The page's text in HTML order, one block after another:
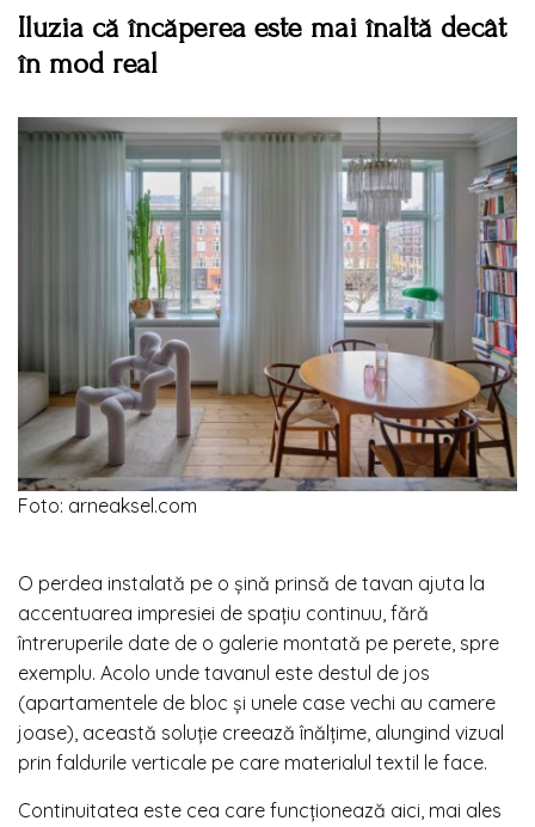
Iluzia că încăperea este mai înaltă decât
în mod real
Foto: arneaksel.com
O perdea instalată pe o șină prinsă de tavan ajuta la
accentuarea impresiei de spațiu continuu, fără
întreruperile date de o galerie montată pe perete, spre
exemplu. Acolo unde tavanul este destul de jos
(apartamentele de bloc și unele case vechi au camere
joase), această soluție creează înălțime, alungind vizual
prin faldurile verticale pe care materialul textil le face.
Continuitatea este cea care funcționează aici, mai ales